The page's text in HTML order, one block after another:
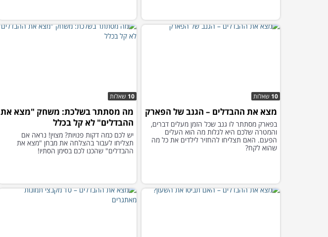
10 שאלות
מצא את ההבדלים – הגנב של הפארק
בפארק מסתתר לו גנב שכל הזמן מעלים דברים,
והמטרה שלכם היא לגלות מה הוא העלים
הפעם. האם תצליחו להחזיר לילדים את כל מה
שהוא לקח?
10 שאלות
מה מסתתר בשלכת: משחק "מצא את
ההבדלים" לא קל בכלל
יש לכם כמה דקות פנויות? מצוין! נראה אם
תצליחו לעבור בהצלחה את מבחן "מצא את
ההבדלים" שהכנו לכם בסימן הסתיו!